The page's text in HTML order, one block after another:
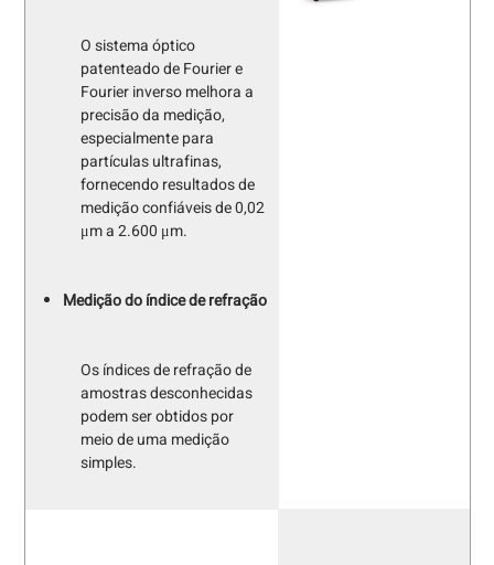
O sistema óptico
patenteado de Fourier e
Fourier inverso melhora a
precisão da medição,
especialmente para
partículas ultrafinas,
fornecendo resultados de
medição confiáveis de 0,02
μm a 2.600 μm.
Medição do índice de refração
Os índices de refração de
amostras desconhecidas
podem ser obtidos por
meio de uma medição
simples.